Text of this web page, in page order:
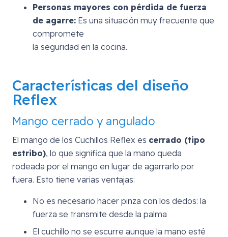
Personas mayores con pérdida de fuerza
de agarre: Es una situación muy frecuente que
compromete
la seguridad en la cocina.
Características del diseño
Reflex
Mango cerrado y angulado
El mango de los Cuchillos Reflex es cerrado (tipo
estribo), lo que significa que la mano queda
rodeada por el mango en lugar de agarrarlo por
fuera. Esto tiene varias ventajas:
No es necesario hacer pinza con los dedos: la
fuerza se transmite desde la palma
El cuchillo no se escurre aunque la mano esté